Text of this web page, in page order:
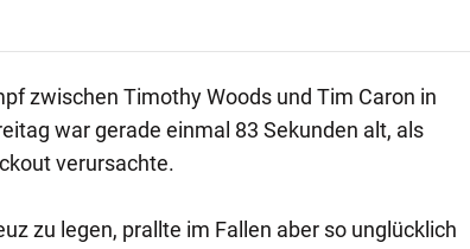
zwischen Timothy Woods und Tim Caron in
war gerade einmal 83 Sekunden alt, als
verursachte.
zu legen, prallte im Fallen aber so unglücklich